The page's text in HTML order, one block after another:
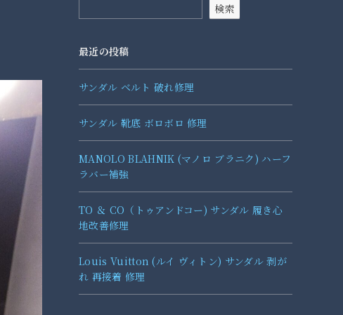
検索
最近の投稿
サンダル ベルト 破れ修理
サンダル 靴底 ボロボロ 修理
MANOLO BLAHNIK (マノロ ブラニク) ハーフ
ラバー補強
TO ＆ CO（トゥアンドコー) サンダル 履き心
地改善修理
Louis Vuitton (ルイ ヴィトン) サンダル 剥が
れ 再接着 修理